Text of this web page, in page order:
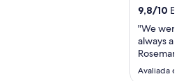
9,8/10
"We were
always a
Rosemarie
sure our
Avaliada em